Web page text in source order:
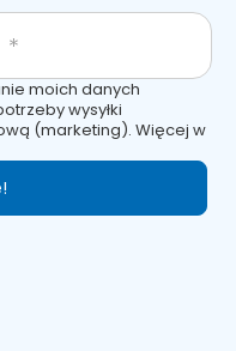
moich danych
wysyłki
(marketing). Więcej w